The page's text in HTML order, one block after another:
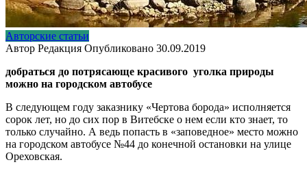
Авторские статьи
Автор Редакция Опубликовано 30.09.2019
добраться до потрясающе красивого уголка природы
можно на городском автобусе
В следующем году заказнику «Чертова борода» исполняется
сорок лет, но до сих пор в Витебске о нем если кто знает, то
только случайно. А ведь попасть в «заповедное» место можно
на городском автобусе №44 до конечной остановки на улице
Ореховская.